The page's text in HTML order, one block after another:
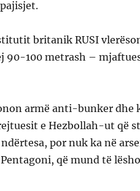
britanik RUSI
90-100 metrash –
armë anti-bunker dhe
e Hezbollah-ut që
por nuk ka në
që mund të